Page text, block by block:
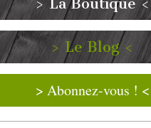
> La Boutique <
> Le Blog <
> Abonnez-vous ! <